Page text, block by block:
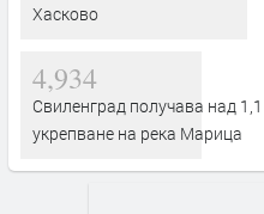
Хасково
4,934
Свиленград получава над
укрепване на река Марица